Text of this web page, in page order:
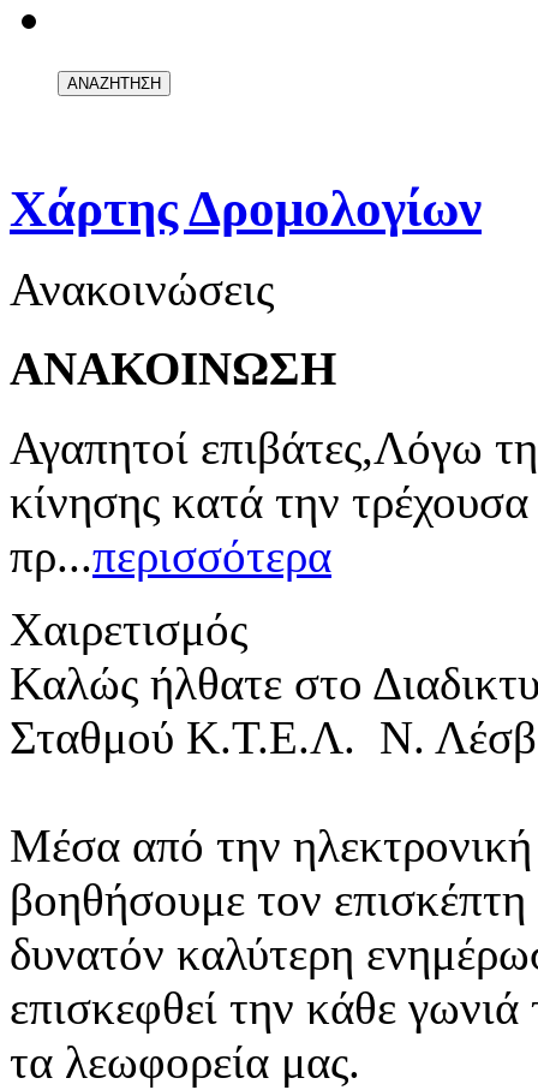
Χάρτης Δρομολογίων
Ανακοινώσεις
ΑΝΑΚΟΙΝΩΣΗ
Αγαπητοί επιβάτες,Λόγω
κίνησης κατά την
πρ...περισσότερα
Χαιρετισμός
Καλώς ήλθατε στο
Σταθμού Κ.Τ.Ε.Λ. Ν.
Μέσα από την ηλεκτρονική
βοηθήσουμε τον
δυνατόν καλύτερη
επισκεφθεί την κάθε
τα λεωφορεία μας.